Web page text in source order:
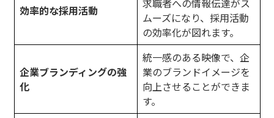
効率的な採用活動
求職者への情報伝達がス
ムーズになり、採用活動
の効率化が図れます。
企業ブランディングの強
化
統一感のある映像で、企
業のブランドイメージを
向上させることができま
す。